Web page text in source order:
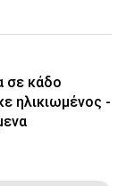
σε κάδο
ηλικιωμένος -